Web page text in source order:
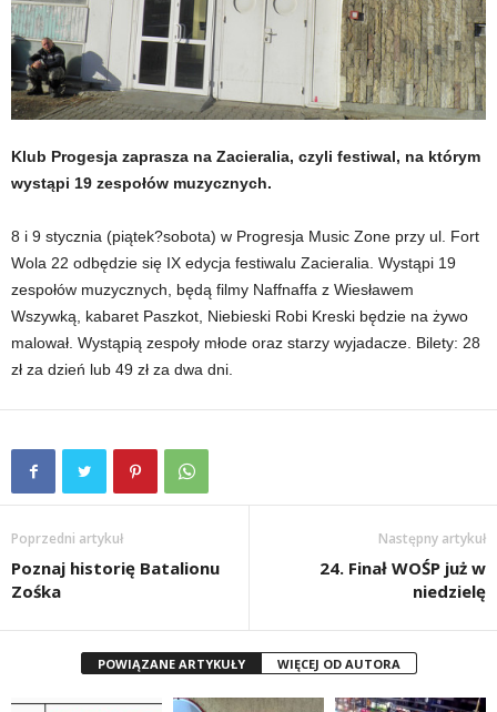
Klub Progesja zaprasza na Zacieralia, czyli festiwal, na którym
wystąpi 19 zespołów muzycznych.
8 i 9 stycznia (piątek?sobota) w Progresja Music Zone przy ul. Fort
Wola 22 odbędzie się IX edycja festiwalu Zacieralia. Wystąpi 19
zespołów muzycznych, będą filmy Naffnaffa z Wiesławem
Wszywką, kabaret Paszkot, Niebieski Robi Kreski będzie na żywo
malował. Wystąpią zespoły młode oraz starzy wyjadacze. Bilety: 28
zł za dzień lub 49 zł za dwa dni.
Poprzedni artykuł
Poznaj historię Batalionu
Zośka
Następny artykuł
24. Finał WOŚP już w
niedzielę
POWIĄZANE ARTYKUŁY WIĘCEJ OD AUTORA